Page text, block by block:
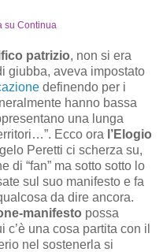
su Continua
patrizio, non si era
giubba, aveva impostato
definendo per i
hanno bassa
una lunga
Ecco ora l’Elogio
Peretti ci scherza su,
di “fan” ma sotto sotto lo
sul suo manifesto e fa
da dire ancora.
manifesto possa
una cosa partita con il
nel sostenerla si